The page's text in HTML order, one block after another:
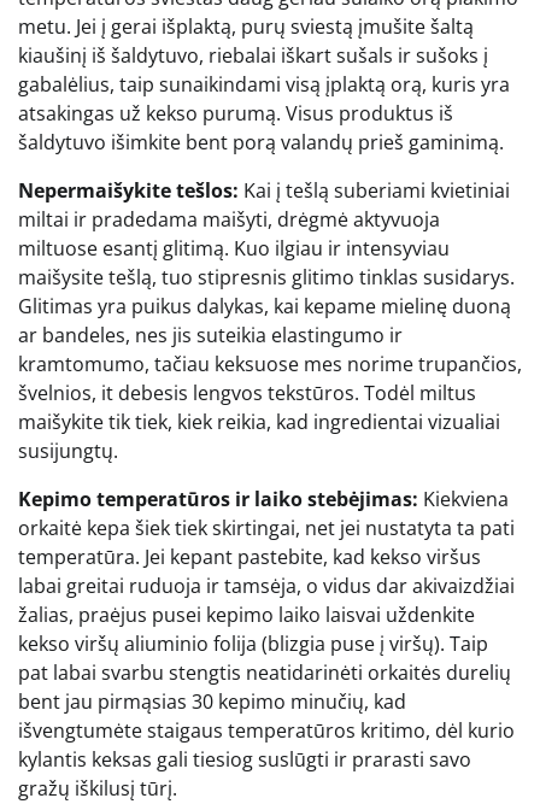
metu. Jei į gerai išplaktą, purų sviestą įmušite šaltą
kiaušinį iš šaldytuvo, riebalai iškart sušals ir sušoks į
gabalėlius, taip sunaikindami visą įplaktą orą, kuris yra
atsakingas už kekso purumą. Visus produktus iš
šaldytuvo išimkite bent porą valandų prieš gaminimą.
Nepermaišykite tešlos: Kai į tešlą suberiami kvietiniai
miltai ir pradedama maišyti, drėgmė aktyvuoja
miltuose esantį glitimą. Kuo ilgiau ir intensyviau
maišysite tešlą, tuo stipresnis glitimo tinklas susidarys.
Glitimas yra puikus dalykas, kai kepame mielinę duoną
ar bandeles, nes jis suteikia elastingumo ir
kramtomumo, tačiau keksuose mes norime trupančios,
švelnios, it debesis lengvos tekstūros. Todėl miltus
maišykite tik tiek, kiek reikia, kad ingredientai vizualiai
susijungtų.
Kepimo temperatūros ir laiko stebėjimas: Kiekviena
orkaitė kepa šiek tiek skirtingai, net jei nustatyta ta pati
temperatūra. Jei kepant pastebite, kad kekso viršus
labai greitai ruduoja ir tamsėja, o vidus dar akivaizdžiai
žalias, praėjus pusei kepimo laiko laisvai uždenkite
kekso viršų aliuminio folija (blizgia puse į viršų). Taip
pat labai svarbu stengtis neatidarinėti orkaitės durelių
bent jau pirmąsias 30 kepimo minučių, kad
išvengtumėte staigaus temperatūros kritimo, dėl kurio
kylantis keksas gali tiesiog suslūgti ir prarasti savo
gražų iškilusį tūrį.